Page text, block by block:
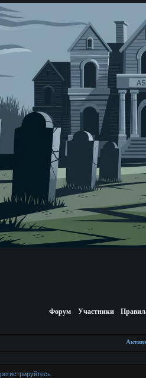
Форум Участники
.